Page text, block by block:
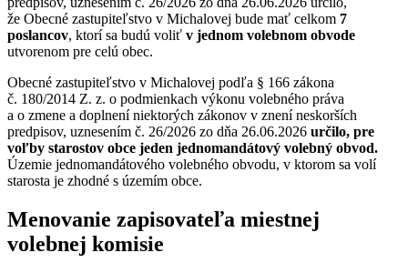
že Obecné zastupiteľstvo v Michalovej bude mať celkom 7
poslancov, ktorí sa budú voliť v jednom volebnom obvode
utvorenom pre celú obec.
Obecné zastupiteľstvo v Michalovej podľa § 166 zákona
č. 180/2014 Z. z. o podmienkach výkonu volebného práva
a o zmene a doplnení niektorých zákonov v znení neskorších
predpisov, uznesením č. 26/2026 zo dňa 26.06.2026 určilo, pre
voľby starostov obce jeden jednomandátový volebný obvod.
Územie jednomandátového volebného obvodu, v ktorom sa volí
starosta je zhodné s územím obce.
Menovanie zapisovateľa miestnej
volebnej komisie